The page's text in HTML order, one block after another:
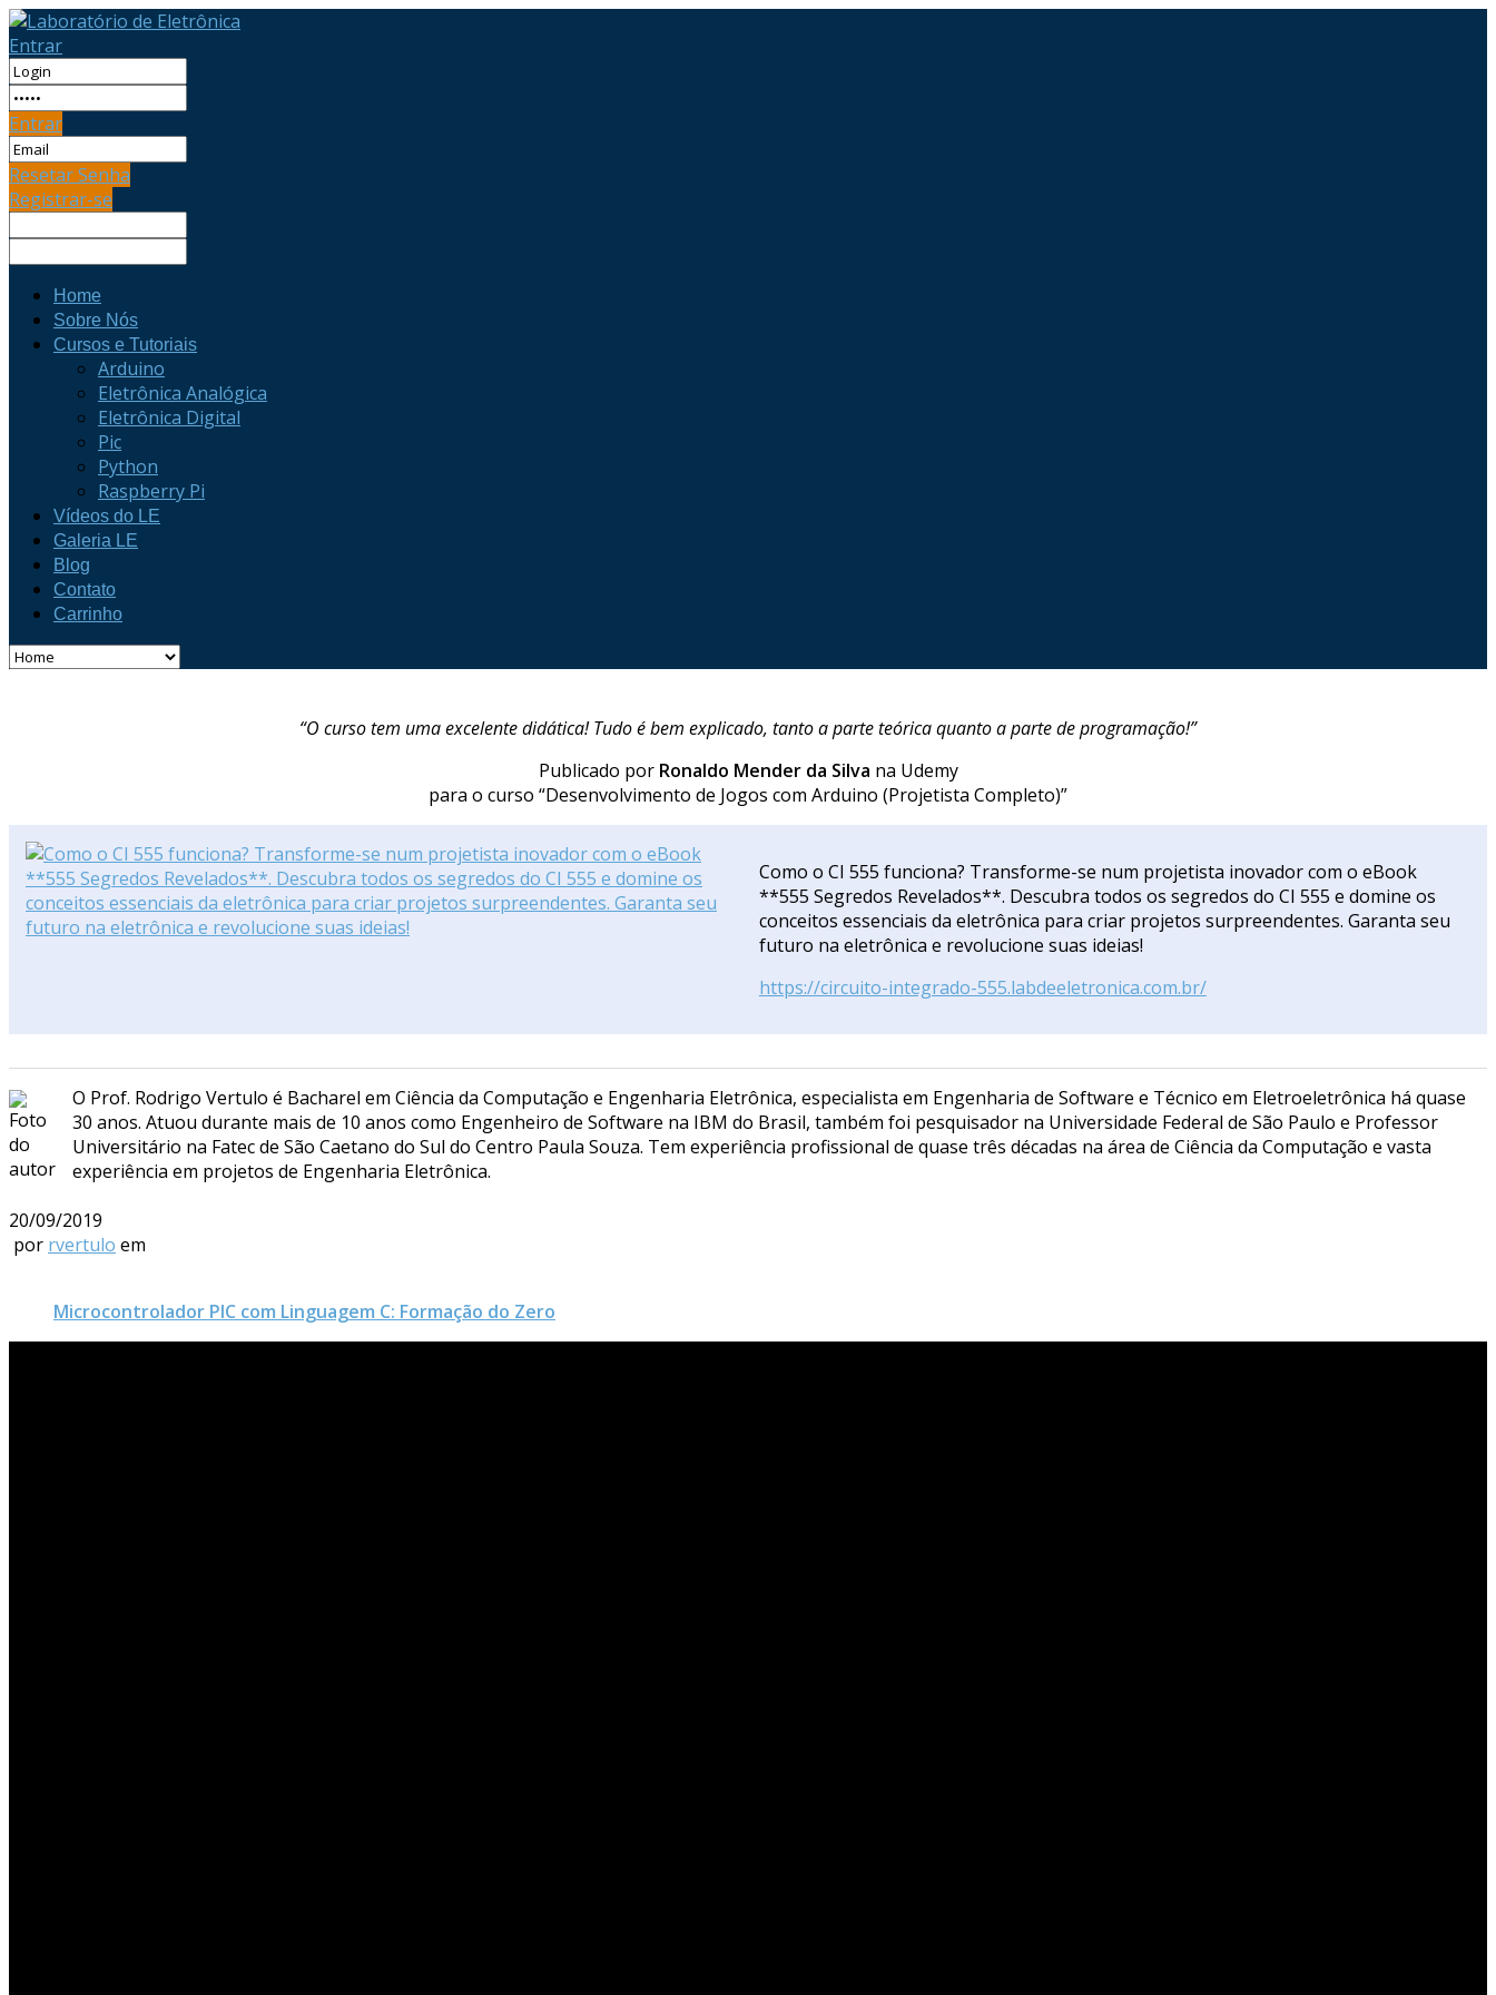
Entrar
Entrar
Resetar Senha
Registrar-se
Home
Sobre Nós
Cursos e Tutoriais
Arduino
Eletrônica Analógica
Eletrônica Digital
Pic
Python
Raspberry Pi
Vídeos do LE
Galeria LE
Blog
Contato
Carrinho
“O curso tem uma excelente didática! Tudo é bem explicado, tanto a parte teórica quanto a parte de programação!”
Publicado por Ronaldo Mender da Silva na Udemy
para o curso “Desenvolvimento de Jogos com Arduino (Projetista Completo)”
Como o CI 555 funciona? Transforme-se num projetista inovador com o eBook
**555 Segredos Revelados**. Descubra todos os segredos do CI 555 e domine os
conceitos essenciais da eletrônica para criar projetos surpreendentes. Garanta seu
futuro na eletrônica e revolucione suas ideias!
https://circuito-integrado-555.labdeeletronica.com.br/
O Prof. Rodrigo Vertulo é Bacharel em Ciência da Computação e Engenharia Eletrônica, especialista em Engenharia de Software e Técnico em Eletroeletrônica há quase
30 anos. Atuou durante mais de 10 anos como Engenheiro de Software na IBM do Brasil, também foi pesquisador na Universidade Federal de São Paulo e Professor
Universitário na Fatec de São Caetano do Sul do Centro Paula Souza. Tem experiência profissional de quase três décadas na área de Ciência da Computação e vasta
experiência em projetos de Engenharia Eletrônica.
20/09/2019
por rvertulo em
Microcontrolador PIC com Linguagem C: Formação do Zero